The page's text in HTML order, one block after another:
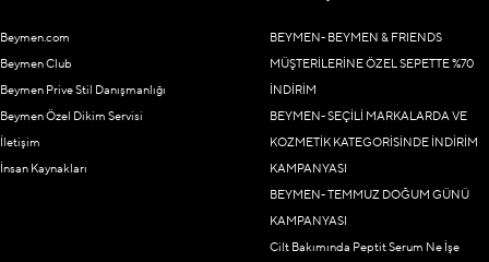
Beymen.com
Beymen Club
Beymen Prive Stil Danışmanlığı
Beymen Özel Dikim Servisi
İletişim
İnsan Kaynakları
BEYMEN- BEYMEN & FRIENDS
MÜŞTERİLERİNE ÖZEL SEPETTE %70
İNDİRİM
BEYMEN- SEÇİLİ MARKALARDA VE
KOZMETİK KATEGORİSİNDE İNDİRİM
KAMPANYASI
BEYMEN- TEMMUZ DOĞUM GÜNÜ
KAMPANYASI
Cilt Bakımında Peptit Serum Ne İşe